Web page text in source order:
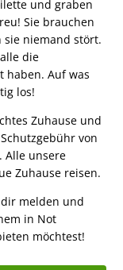
und graben
Sie brauchen
sie niemand stört.
die
haben. Auf was
los!
Zuhause und
von
Alle unsere
Zuhause reisen.
melden und
in Not
möchtest!